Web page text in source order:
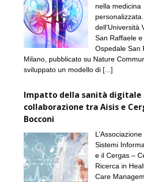
nella medicina
dell’Università
San Raffaele e
Ospedale San
Milano, pubblicato su Nature
sviluppato un modello di [...]
Impatto della sanità digitale
collaborazione tra Aisis e
Bocconi
Sistemi
e il Cergas –
Ricerca in
Care